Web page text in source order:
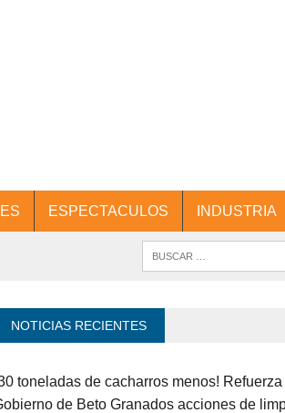
ESPECTACULOS INDUSTRIA
NOTICIAS RECIENTES
toneladas de cacharros menos! Refuerza
de Beto Granados acciones de